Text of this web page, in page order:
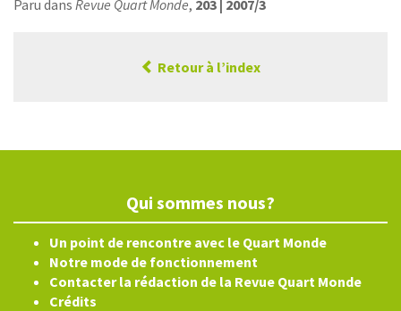
Paru dans Revue Quart Monde, 203 | 2007/3
Retour à l’index
Qui sommes nous?
Un point de rencontre avec le Quart Monde
Notre mode de fonctionnement
Contacter la rédaction de la Revue Quart Monde
Crédits